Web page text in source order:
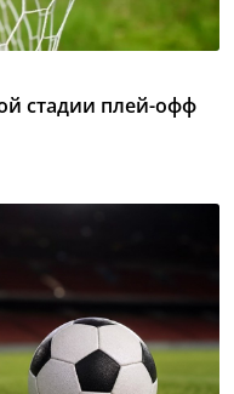
стадии плей-офф